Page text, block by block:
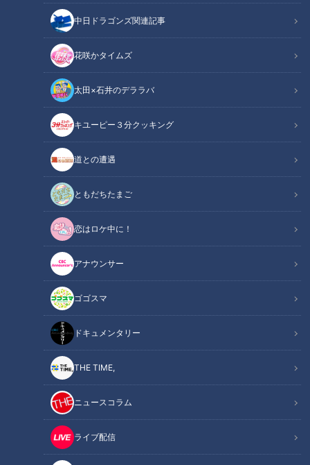
中日ドラゴンズ関連記事
花咲かタイムズ
太田×石井のデララバ
キユーピー３分クッキング
道との遭遇
ともだちたまご
恋はロケ中に！
アナウンサー
ゴゴスマ
ドキュメンタリー
THE TIME,
ニュースコラム
ライブ配信
村でバカ言ってるSP～
カテゴリーを絞り込む
2023年3月18日放送
誰でも簡単に本場の味！志
摩スペイン村シェフ直伝
ミックスパエリャの作り方
特別番組
水谷千重子の爆笑珍道中～志
摩スペイン村でバカ言ってる
SP～
2023/03/18 17:00
おでかけ